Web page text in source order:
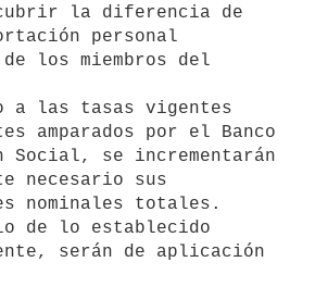
la diferencia de
personal
los miembros del
a las tasas vigentes
amparados por el Banco
Social, se incrementarán
necesario sus
nominales totales.
de lo establecido
serán de aplicación